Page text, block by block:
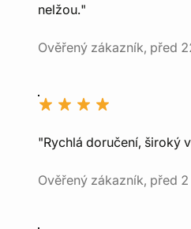
nelžou."
Ověřený zákazník, před
"Rychlá doručení, široký
Ověřený zákazník, před